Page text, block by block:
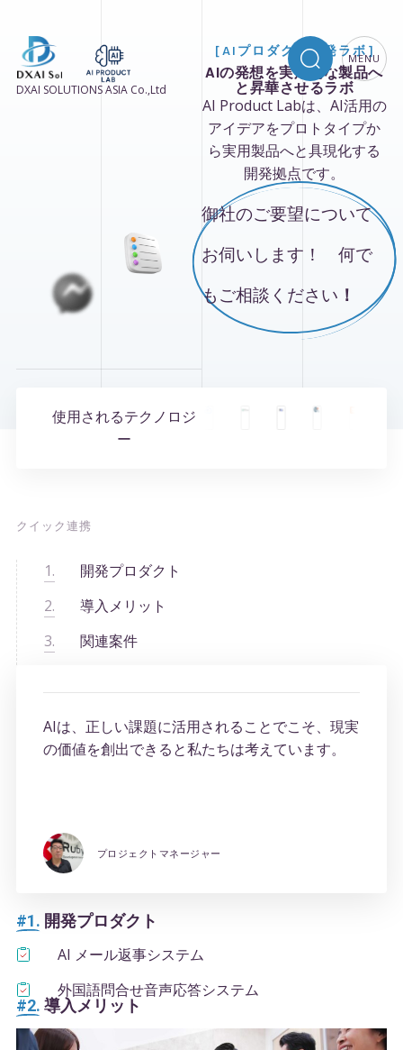
DXAI SOLUTIONS ASIA Co.,Ltd
MENU
[AIプロダクト開発ラボ]
AIの発想を実用的な製品へ
と昇華させるラボ
AI Product Labは、AI活用の
アイデアをプロトタイプか
ら実用製品へと具現化する
開発拠点です。
御社のご要望について
お伺いします！ 何で
もご相談ください ！
使用されるテクノロジ
ー
#1. 開発プロダクト
AI メール返事システム
外国語問合せ音声応答システム
#2. 導入メリット
クイック連携
開発プロダクト
導入メリット
関連案件
AIは、正しい課題に活用されることでこそ、現実
の価値を創出できると私たちは考えています。
プロジェクトマネージャー